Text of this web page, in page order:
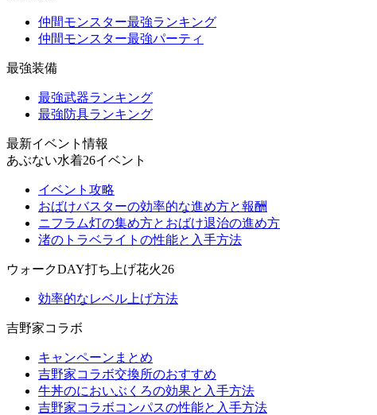
仲間モンスター最強ランキング
仲間モンスター最強パーティ
最強装備
最強武器ランキング
最強防具ランキング
最新イベント情報
あぶない水着26イベント
イベント攻略
おばけバスターの効率的な進め方と報酬
ニフラム灯の集め方とおばけ退治の進め方
渚のトラベライトの性能と入手方法
ウォークDAY打ち上げ花火26
効率的なレベル上げ方法
吉野家コラボ
キャンペーンまとめ
吉野家コラボ交換所のおすすめ
牛丼のにおいぶくろの効果と入手方法
吉野家コラボコンパスの性能と入手方法